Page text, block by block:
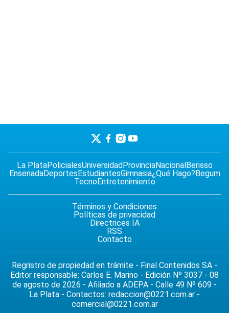
La PlataPolicialesUniversidadProvinciaNacionalBerisso
EnsenadaDeportesEstudiantesGimnasia¿Qué Hago?Begum
TecnoEntretenimiento
Términos y Condiciones
Políticas de privacidad
Directrices IA
RSS
Contacto
Regristro de propiedad en trámite - Final Contenidos SA -
Editor responsable: Carlos E. Marino - Edición Nº 3037 - 08
de agosto de 2026 - Afiliado a ADEPA - Calle 49 Nº 609 -
La Plata - Contactos: redaccion@0221.com.ar -
comercial@0221.com.ar